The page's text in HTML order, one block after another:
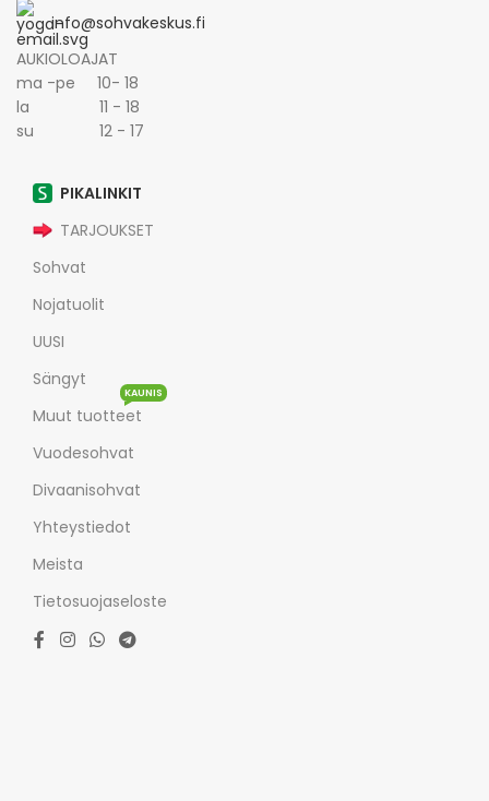
info@sohvakeskus.fi
AUKIOLOAJAT
ma -pe 10- 18
la 11 - 18
su 12 - 17
PIKALINKIT
TARJOUKSET
Sohvat
Nojatuolit
UUSI
Sängyt
Muut tuotteet
KAUNIS
Vuodesohvat
Divaanisohvat
Yhteystiedot
Meista
Tietosuojaseloste